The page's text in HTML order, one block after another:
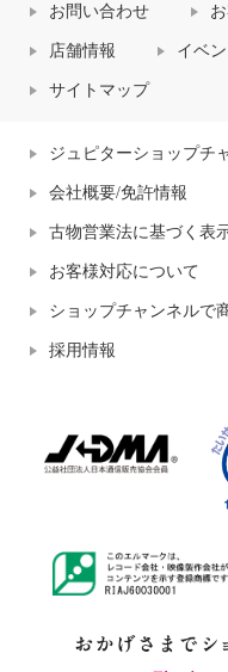
お問い合わせ
店舗情報 イベ
サイトマップ
ジュピターショップチ
会社概要/免許情報
古物営業法に基づく表
お客様対応について
ショップチャンネルで
採用情報